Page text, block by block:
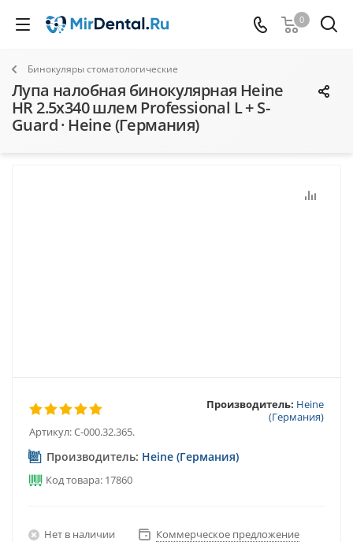
0
Бинокуляры стоматологические
Лупа налобная бинокулярная Heine
HR 2.5x340 шлем Professional L + S-
Guard · Heine (Германия)
Артикул:C-000.32.365.
Производитель: Heine
(Германия)
Производитель: Heine (Германия)
Код товара: 17860
Нет в наличии Коммерческое предложение